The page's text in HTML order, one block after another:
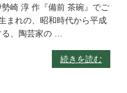
崎 淳 作『備前 茶碗』でご
まれの、昭和時代から平成
、陶芸家の …
続きを読む